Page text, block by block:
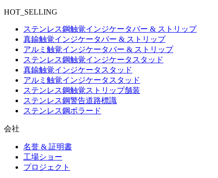
HOT_SELLING
ステンレス鋼触覚インジケータバー & ストリップ
真鍮触覚インジケータバー & ストリップ
アルミ触覚インジケータバー & ストリップ
ステンレス鋼触覚インジケータスタッド
真鍮触覚インジケータスタッド
アルミ触覚インジケータスタッド
ステンレス鋼触覚ストリップ舗装
ステンレス鋼警告道路標識
ステンレス鋼ボラード
会社
名誉 & 証明書
工場ショー
プロジェクト